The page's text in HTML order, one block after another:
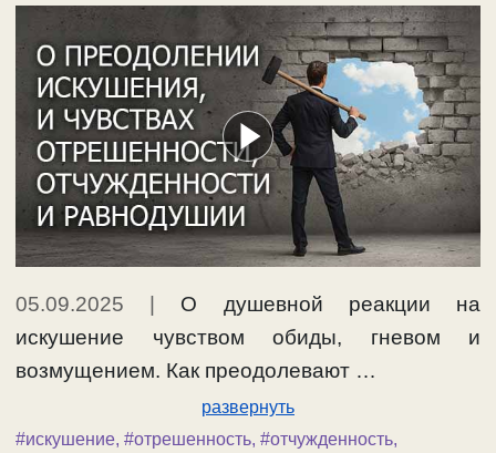
05.09.2025
О душевной реакции на
искушение чувством обиды, гневом и
возмущением. Как преодолевают …
развернуть
#искушение, #отрешенность, #отчужденность,